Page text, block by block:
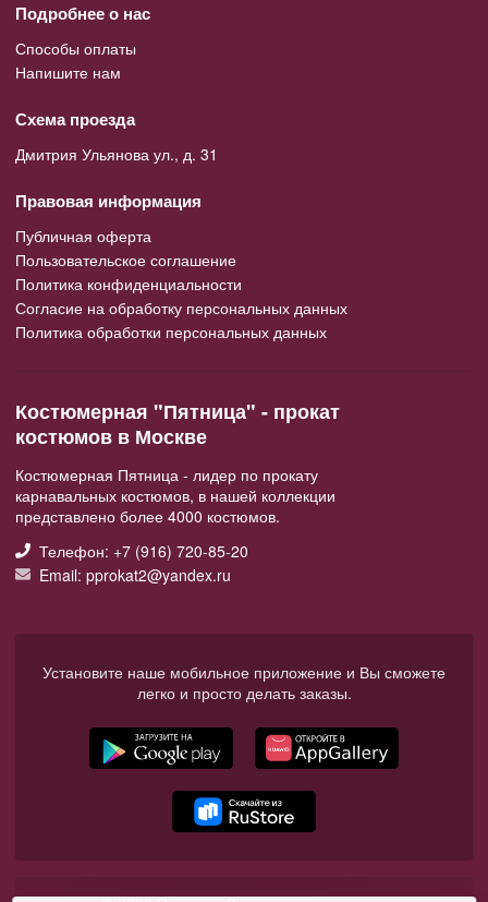
Подробнее о нас
Способы оплаты
Напишите нам
Схема проезда
Дмитрия Ульянова ул., д. 31
Правовая информация
Публичная оферта
Пользовательское соглашение
Политика конфиденциальности
Согласие на обработку персональных данных
Политика обработки персональных данных
Костюмерная "Пятница" - прокат
костюмов в Москве
Костюмерная Пятница - лидер по прокату
карнавальных костюмов, в нашей коллекции
представлено более 4000 костюмов.
Телефон: +7 (916) 720-85-20
Email: pprokat2@yandex.ru
Установите наше мобильное приложение и Вы сможете
легко и просто делать заказы.